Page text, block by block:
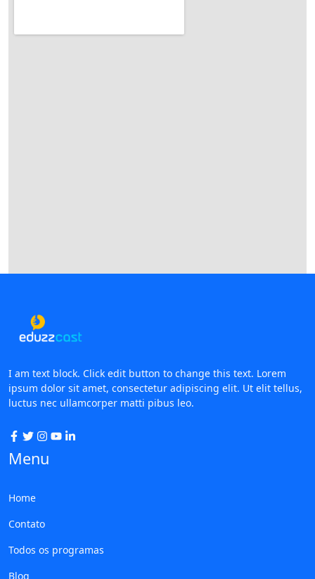
I am text block. Click edit button to change this text. Lorem
ipsum dolor sit amet, consectetur adipiscing elit. Ut elit tellus,
luctus nec ullamcorper matti pibus leo.
Menu
Home
Contato
Todos os programas
Blog